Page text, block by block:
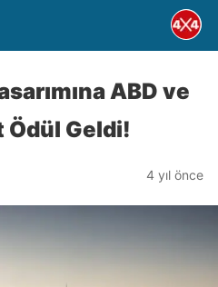
ABD ve
Ödül Geldi!
4 yıl önce